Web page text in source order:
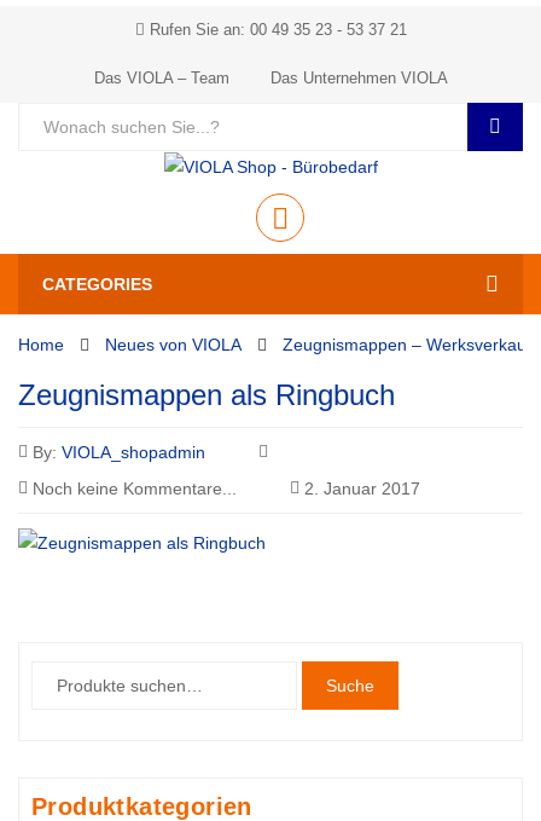
Rufen Sie an: 00 49 35 23 - 53 37 21
Das VIOLA – Team Das Unternehmen VIOLA
CATEGORIES
Home Neues von VIOLA Zeugnismappen – Werksverkauf
Zeugnismappen als Ringbuch
By: VIOLA_shopadmin
Noch keine Kommentare...
2. Januar 2017
Suche
Produktkategorien